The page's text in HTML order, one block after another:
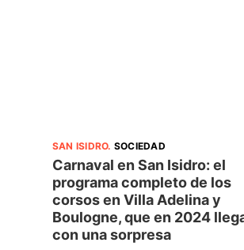
SAN ISIDRO. SOCIEDAD
Carnaval en San Isidro: el
programa completo de los
corsos en Villa Adelina y
Boulogne, que en 2024
con una sorpresa